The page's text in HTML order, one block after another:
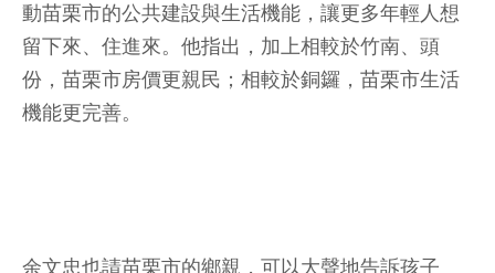
動苗栗市的公共建設與生活機能，讓更多年輕人想
留下來、住進來。他指出，加上相較於竹南、頭
份，苗栗市房價更親民；相較於銅鑼，苗栗市生活
機能更完善。
余文忠也請苗栗市的鄉親，可以大聲地告訴孩子